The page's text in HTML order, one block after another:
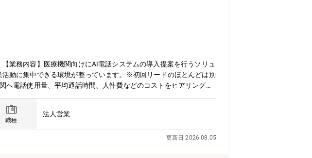
業務内容】医療機関向けにAI電話システムの導入提案を行うソリュ
動に集中できる環境が整っています。※初回リードのほとんどは別
電話使用量、平均通話時間、人件費などのコストをヒアリングし
ります。【組織構成】営業のポジションのメンバー数は30名程度
、ゼネラルマネージャーなどがいます。【働き方】フルリモートワ
療機関へ直行直帰で業務を行っていただきます。エリアに関しても
宿泊を伴う出張もございます。※公共交通機関だけでなくタイムズ
職種
法人営業
更新日 2026.08.05